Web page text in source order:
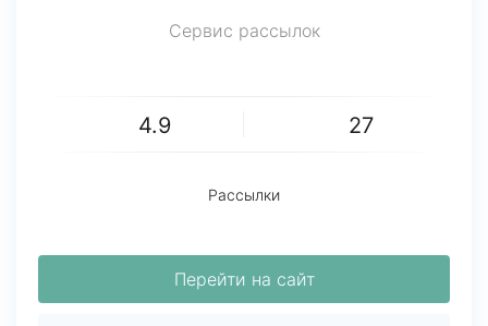
Сервис рассылок
4.9 27
Рассылки
Перейти на сайт